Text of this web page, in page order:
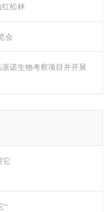
松林
会
诺生物考察项目并开展
它
”